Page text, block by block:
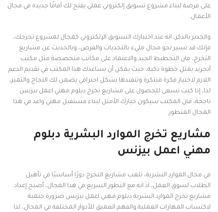
على فرصة لبناء مشروع تسويق إلكتروني عملي يفتح لك آفاقًا جديدة في مجال
الأعمال.
والجدير بالذكر، انه عند اختيارك التسويق الإلكتروني كمجال لمشروع تخرجك،
فإنك قد تسير نحو مجال مليء بالتحديات والفرص، وبالحديث عن مشاريع
التخرج، فان التخطيط الجيد والاعتماد على مكاتب متخصصة مثل مكتب
أبجريد يمثل خطوة ذكية، حيث يمكن أن يساعدك هذا المكتب في تقديم الدعم
اللازم لاختيار فكرة مبتكرة وتنفيذها بشكل احترافي يضمن لك النجاح والتميز،
لذا، إذا كنت تسعى للحصول على مشاريع تخرج دبلوم مهني اعمل بيزنس
ناجحة، فان المكتب سيكون خيارك الأمثل لبناء مستقبل مهني واعد في هذا
المجال المتطور.
مشاريع تخرج الموارد البشرية دبلوم
مهني اعمل بيزنس
في مجال الموارد البشرية، تلعب مشاريع التخرج دورًا أساسيًا في تأهيل
الطلاب لسوق العمل، اذ انه مع التطور السريع في هذا المجال، أصبح إعداد
مشاريع تخرج الموارد البشرية دبلوم مهني اعمل بيزنس ضرورة حتمية
لاكتساب المهارات العملية والفهم العميق للأدوار المختلفة في المجال، لذا